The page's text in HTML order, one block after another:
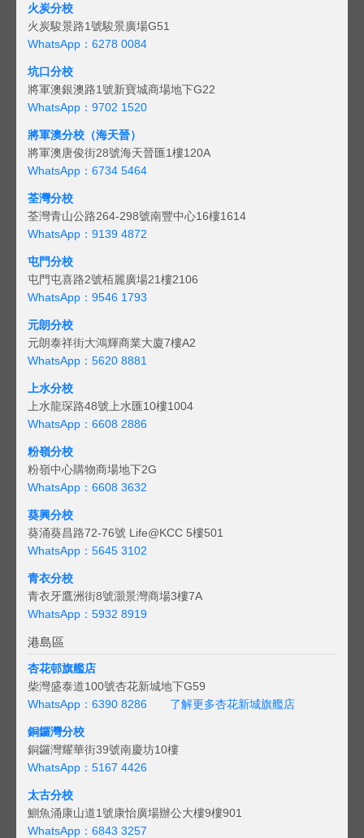
火炭分校
火炭駿景路1號駿景廣場G51
WhatsApp：6278 0084
坑口分校
將軍澳銀澳路1號新寶城商場地下G22
WhatsApp：9702 1520
將軍澳分校（海天晉）
將軍澳唐俊街28號海天晉匯1樓120A
WhatsApp：6734 5464
荃灣分校
荃灣青山公路264-298號南豐中心16樓1614
WhatsApp：9139 4872
屯門分校
屯門屯喜路2號栢麗廣場21樓2106
WhatsApp：9546 1793
元朗分校
元朗泰祥街大鴻輝商業大廈7樓A2
WhatsApp：5620 8881
上水分校
上水龍琛路48號上水匯10樓1004
WhatsApp：6608 2886
粉嶺分校
粉嶺中心購物商場地下2G
WhatsApp：6608 3632
葵興分校
葵涌葵昌路72-76號 Life@KCC 5樓501
WhatsApp：5645 3102
青衣分校
青衣牙鷹洲街8號灝景灣商場3樓7A
WhatsApp：5932 8919
港島區
杏花邨旗艦店
柴灣盛泰道100號杏花新城地下G59
WhatsApp：6390 8286
了解更多杏花新城旗艦店
銅鑼灣分校
銅鑼灣耀華街39號南慶坊10樓
WhatsApp：5167 4426
太古分校
鰂魚涌康山道1號康怡廣場辦公大樓9樓901
WhatsApp：6843 3257